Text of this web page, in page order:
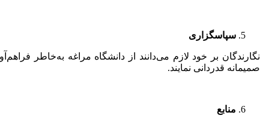
سپاسگزاری
نگارندگان بر خود لازم می‌دانند از دانشگاه مراغه به‌خاطر
صمیمانه قدردانی نمایند.
منابع